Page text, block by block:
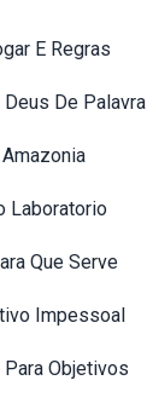
E Regras
De Palavra
Laboratorio
Que Serve
Impessoal
Objetivos